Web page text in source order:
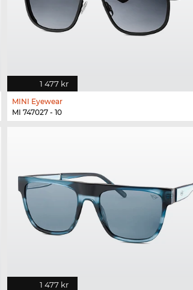
1 477 kr
MINI Eyewear
MI 747027 - 10
1 477 kr